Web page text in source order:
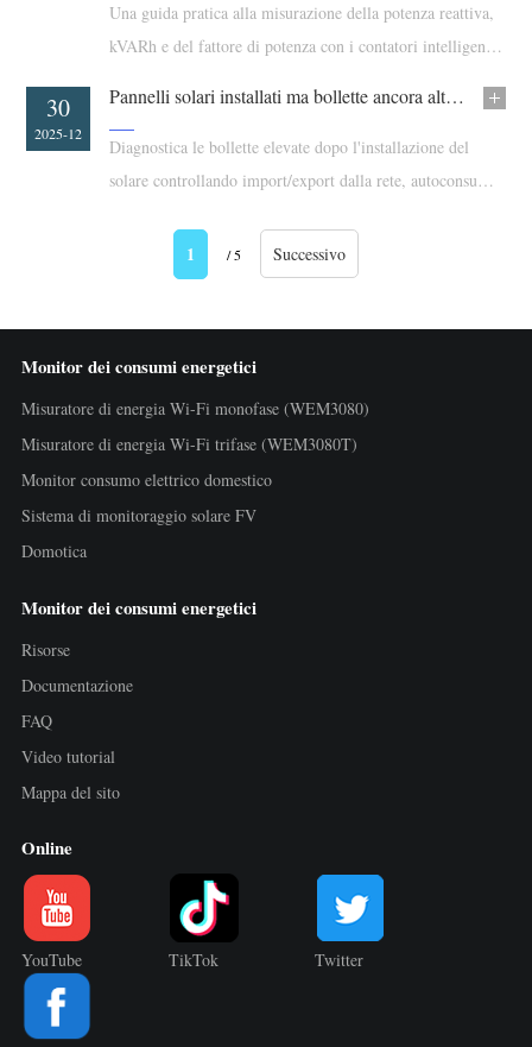
Una guida pratica alla misurazione della potenza reattiva,
kVARh e del fattore di potenza con i contatori intelligenti
30
2025-12
Pannelli solari installati ma bollette ancora alte? Inizia con il monitoraggio intelligente dell'energia
Diagnostica le bollette elevate dopo l'installazione del
solare controllando import/export dalla rete, autoconsumo,
1 / 5 Successivo
Monitor dei consumi energetici
Misuratore di energia Wi-Fi monofase (WEM3080)
Misuratore di energia Wi-Fi trifase (WEM3080T)
Monitor consumo elettrico domestico
Sistema di monitoraggio solare FV
Domotica
Monitor dei consumi energetici
Risorse
Documentazione
FAQ
Video tutorial
Mappa del sito
Online
YouTube TikTok Twitter